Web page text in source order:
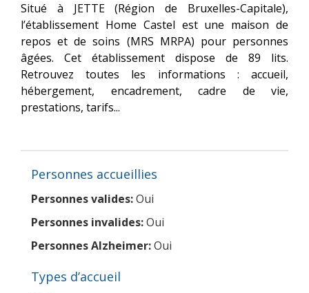
Situé à JETTE (Région de Bruxelles-Capitale),
l’établissement Home Castel est une maison de
repos et de soins (MRS MRPA) pour personnes
âgées. Cet établissement dispose de 89 lits.
Retrouvez toutes les informations : accueil,
hébergement, encadrement, cadre de vie,
prestations, tarifs...
Personnes accueillies
Personnes valides:Oui
Personnes invalides:Oui
Personnes Alzheimer:Oui
Types d’accueil